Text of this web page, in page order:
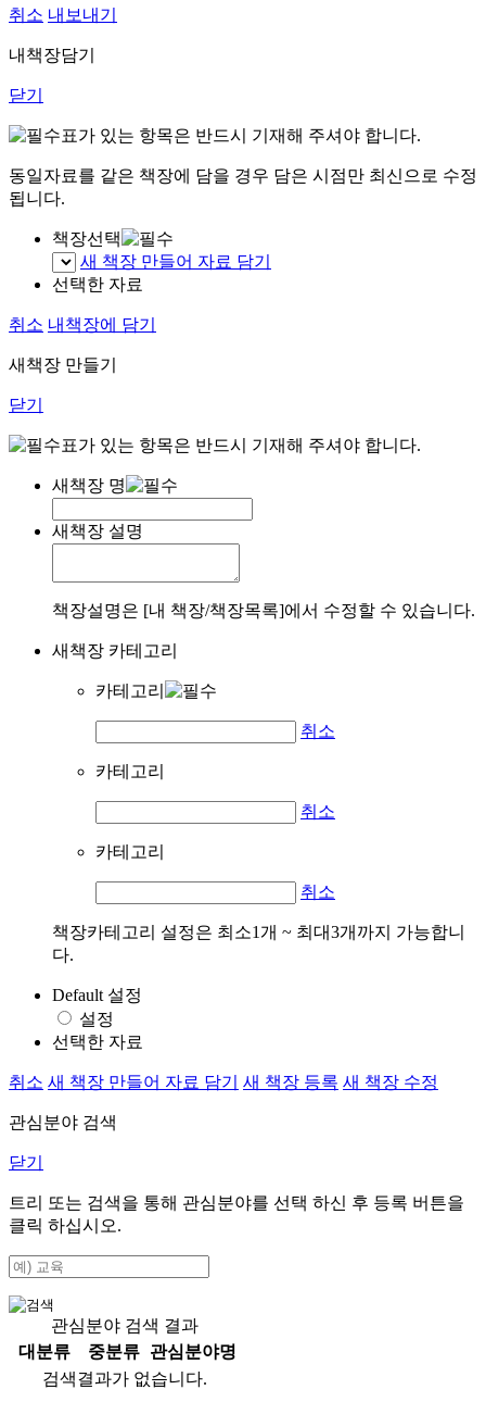
취소 내보내기
내책장담기
닫기
표가 있는 항목은 반드시 기재해 주셔야 합니다.
동일자료를 같은 책장에 담을 경우 담은 시점만 최신으로 수정
됩니다.
책장선택
새 책장 만들어 자료 담기
선택한 자료
취소 내책장에 담기
새책장 만들기
닫기
표가 있는 항목은 반드시 기재해 주셔야 합니다.
새책장 명
새책장 설명
책장설명은 [내 책장/책장목록]에서 수정할 수 있습니다.
새책장 카테고리
카테고리
취소
카테고리
취소
카테고리
취소
책장카테고리 설정은 최소1개 ~ 최대3개까지 가능합니
다.
Default 설정
설정
선택한 자료
취소 새 책장 만들어 자료 담기 새 책장 등록 새 책장 수정
관심분야 검색
닫기
트리 또는 검색을 통해 관심분야를 선택 하신 후 등록 버튼을
클릭 하십시오.
관심분야 검색 결과
대분류
중분류
관심분야명
검색결과가 없습니다.